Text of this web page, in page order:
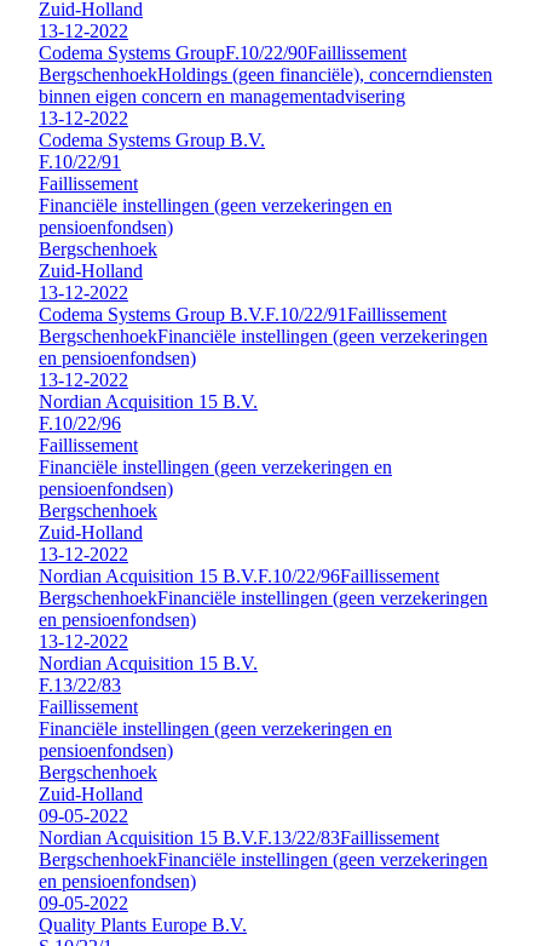
Zuid-Holland
13-12-2022
Codema Systems GroupF.10/22/90Faillissement
BergschenhoekHoldings (geen financiële), concerndiensten
binnen eigen concern en managementadvisering
13-12-2022
Codema Systems Group B.V.
F.10/22/91
Faillissement
Financiële instellingen (geen verzekeringen en
pensioenfondsen)
Bergschenhoek
Zuid-Holland
13-12-2022
Codema Systems Group B.V.F.10/22/91Faillissement
BergschenhoekFinanciële instellingen (geen verzekeringen
en pensioenfondsen)
13-12-2022
Nordian Acquisition 15 B.V.
F.10/22/96
Faillissement
Financiële instellingen (geen verzekeringen en
pensioenfondsen)
Bergschenhoek
Zuid-Holland
13-12-2022
Nordian Acquisition 15 B.V.F.10/22/96Faillissement
BergschenhoekFinanciële instellingen (geen verzekeringen
en pensioenfondsen)
13-12-2022
Nordian Acquisition 15 B.V.
F.13/22/83
Faillissement
Financiële instellingen (geen verzekeringen en
pensioenfondsen)
Bergschenhoek
Zuid-Holland
09-05-2022
Nordian Acquisition 15 B.V.F.13/22/83Faillissement
BergschenhoekFinanciële instellingen (geen verzekeringen
en pensioenfondsen)
09-05-2022
Quality Plants Europe B.V.